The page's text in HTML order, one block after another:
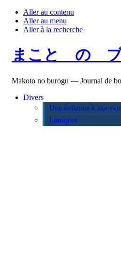
Aller au contenu
Aller au menu
Aller à la recherche
まこと の
Makoto no burogu — Journal de
Divers
Une éolienne à axe
Lumiplot